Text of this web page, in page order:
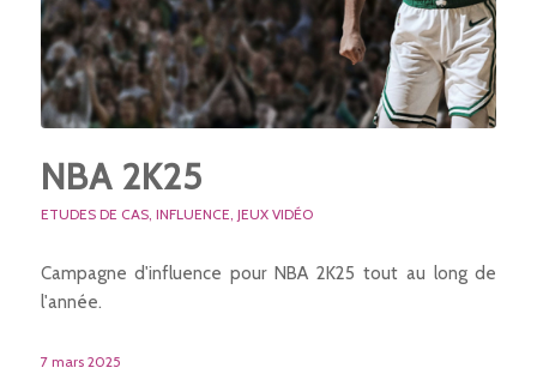
NBA 2K25
ETUDES DE CAS, INFLUENCE JEUX VIDÉO
Campagne d'influence pour NBA 2K25 tout au long de
l'année.
7 mars 2025